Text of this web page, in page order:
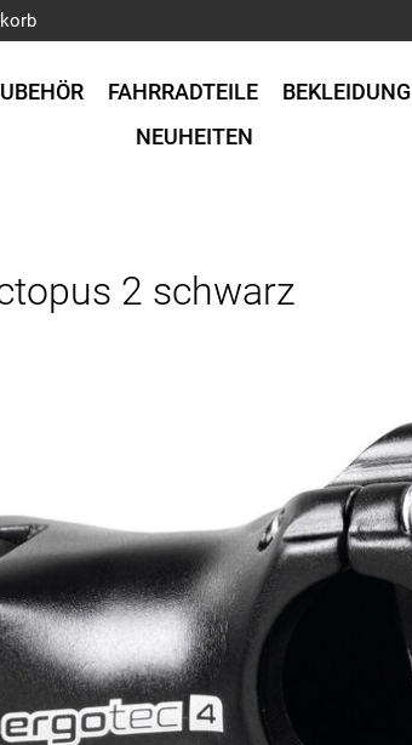
FAHRRADTEILE BEKLEIDUNG
NEUHEITEN
2 schwarz